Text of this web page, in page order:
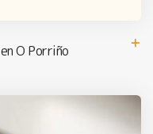
O Porriño